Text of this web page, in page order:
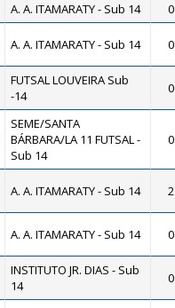
A. A. ITAMARATY - Sub 14 0
A. A. ITAMARATY - Sub 14 0
FUTSAL LOUVEIRA Sub
-14
0
SEME/SANTA
BÁRBARA/LA 11 FUTSAL -
Sub 14
0
A. A. ITAMARATY - Sub 14 2
A. A. ITAMARATY - Sub 14 0
INSTITUTO JR. DIAS - Sub
14
0